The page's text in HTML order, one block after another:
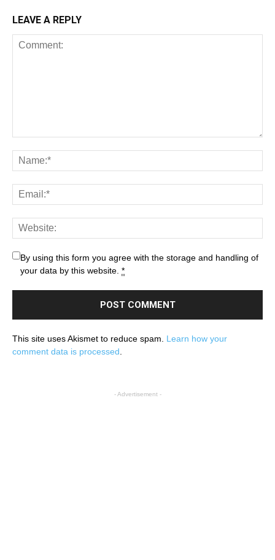
LEAVE A REPLY
By using this form you agree with the storage and handling of
your data by this website. *
This site uses Akismet to reduce spam. Learn how your
comment data is processed
- Advertisement -